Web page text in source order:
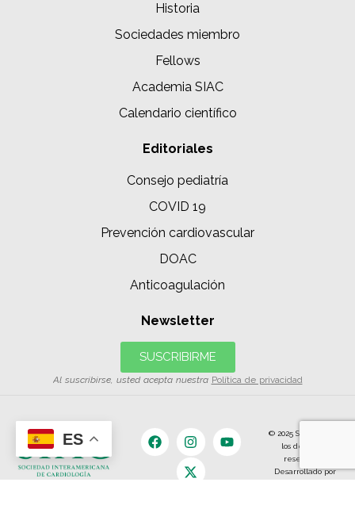
Historia
Sociedades miembro
Fellows
Academia SIAC
Calendario científico
Editoriales
Consejo pediatría
COVID 19
Prevención cardiovascular
DOAC
Anticoagulación
Newsletter
SUSCRIBIRME
Al suscribirse, usted acepta nuestra Política de privacidad
© 2025 SIAC | Todos
los derechos
reservados.
Desarrollado por
ES